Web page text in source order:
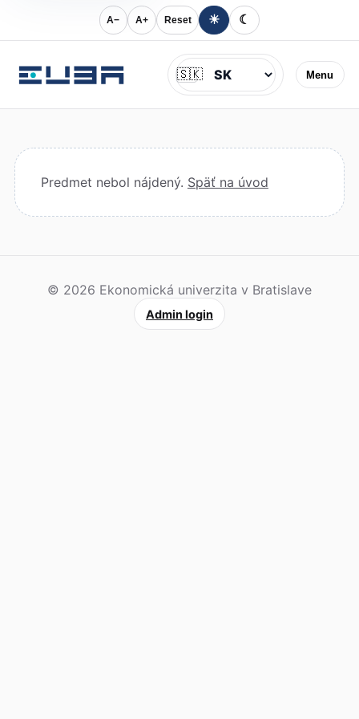
A− A+ Reset ☀ ☾
Menu
Jazyk
🇸🇰
Predmet nebol nájdený. Späť na úvod
© 2026 Ekonomická univerzita v Bratislave
Admin login